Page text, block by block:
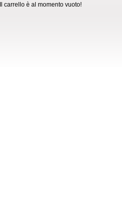
Il carrello è al momento vuoto!